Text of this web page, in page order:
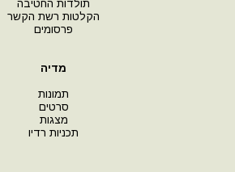
תולדות החטיבה
הקלטות רשת הקשר
פרסומים
מדיה
תמונות
סרטים
מצגות
תכניות רדיו